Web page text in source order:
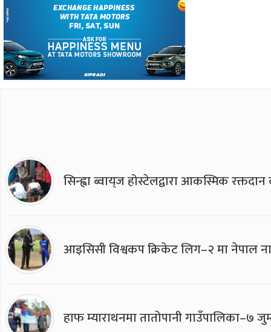
सिन्ह्वा ब्वाय्‌ज होस्टेलद्वारा आकस्मिक
आइसिसी विश्वकप क्रिकेट लिग–२ मा नेपाल
हाफ म्याराथनमा तातोपानी गाउँपालिका–७